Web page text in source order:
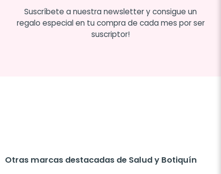
Suscríbete a nuestra newsletter y consigue un
regalo especial en tu compra de cada mes por ser
suscriptor!
Otras marcas destacadas de Salud y Botiquín